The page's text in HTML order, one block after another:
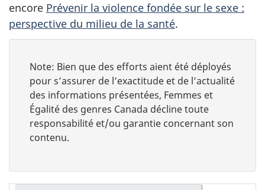
encore Prévenir la violence fondée sur le sexe :
perspective du milieu de la santé.
Note: Bien que des efforts aient été déployés
pour s’assurer de l’exactitude et de l’actualité
des informations présentées, Femmes et
Égalité des genres Canada décline toute
responsabilité et/ou garantie concernant son
contenu.